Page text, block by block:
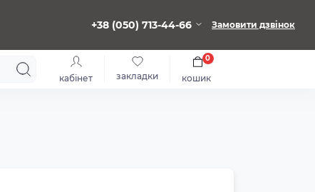
+38 (050) 713-44-66 Замовити дзвінок
кабінет закладки кошик
0